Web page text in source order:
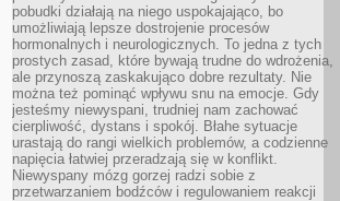
pobudki działają na niego uspokajająco, bo
umożliwiają lepsze dostrojenie procesów
hormonalnych i neurologicznych. To jedna z tych
prostych zasad, które bywają trudne do wdrożenia,
ale przynoszą zaskakująco dobre rezultaty. Nie
można też pominąć wpływu snu na emocje. Gdy
jesteśmy niewyspani, trudniej nam zachować
cierpliwość, dystans i spokój. Błahe sytuacje
urastają do rangi wielkich problemów, a codzienne
napięcia łatwiej przeradzają się w konflikt.
Niewyspany mózg gorzej radzi sobie z
przetwarzaniem bodźców i regulowaniem reakcji